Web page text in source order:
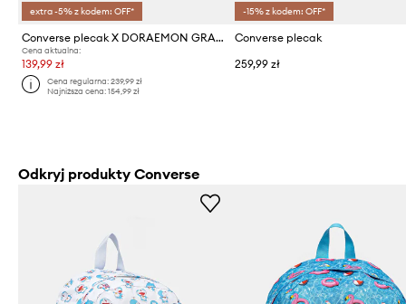
extra -5% z kodem: OFF*
Converse plecak X DORAEMON GRAPHIC
Cena aktualna:
139,99 zł
Cena regularna:239,99 zł
Najniższa cena:154,99 zł
-15% z kodem: OFF*
Converse plecak
259,99 zł
Odkryj produkty Converse